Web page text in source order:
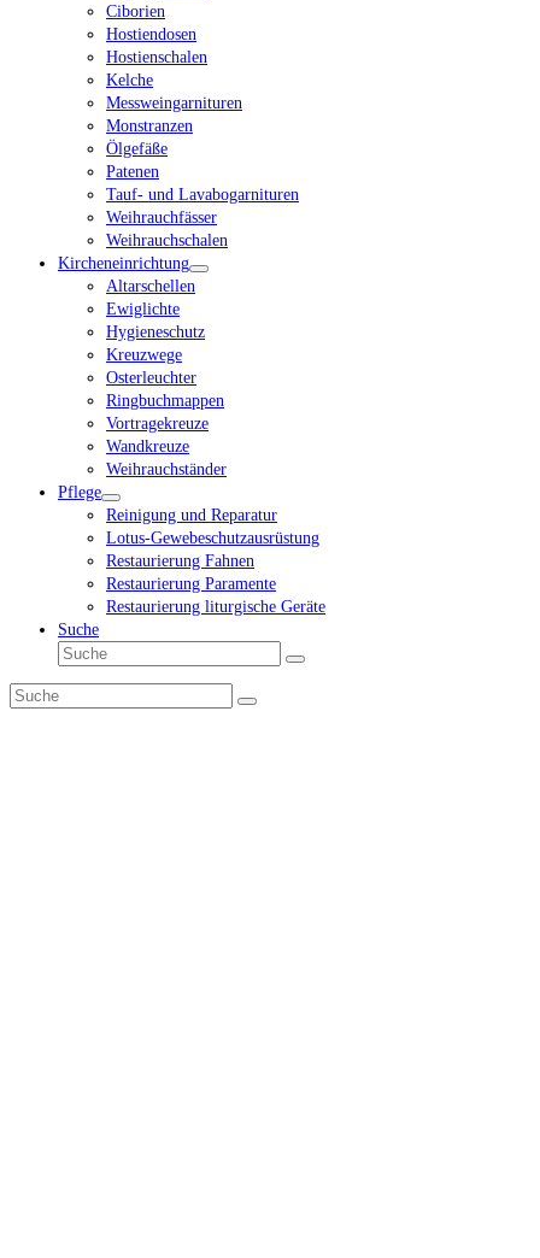
Ciborien
Hostiendosen
Hostienschalen
Kelche
Messweingarnituren
Monstranzen
Ölgefäße
Patenen
Tauf- und Lavabogarnituren
Weihrauchfässer
Weihrauchschalen
Kircheneinrichtung
Altarschellen
Ewiglichte
Hygieneschutz
Kreuzwege
Osterleuchter
Ringbuchmappen
Vortragekreuze
Wandkreuze
Weihrauchständer
Pflege
Reinigung und Reparatur
Lotus-Gewebeschutzausrüstung
Restaurierung Fahnen
Restaurierung Paramente
Restaurierung liturgische Geräte
Suche
Suche
Senden
Suche
Senden